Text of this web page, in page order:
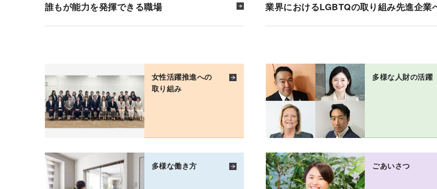
誰もが能力を発揮できる職場 業界におけるLGBTQの取り組み先進企業
女性活躍推進への
取り組み
多様な人財の活躍
多様な働き方 ごあいさつ